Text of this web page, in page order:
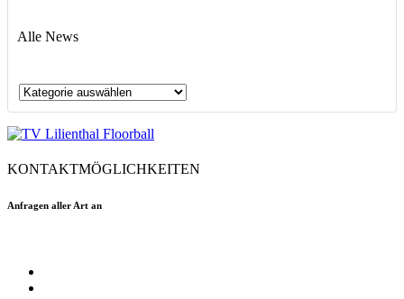
Alle News
Alle
KONTAKTMÖGLICHKEITEN
Anfragen aller Art an